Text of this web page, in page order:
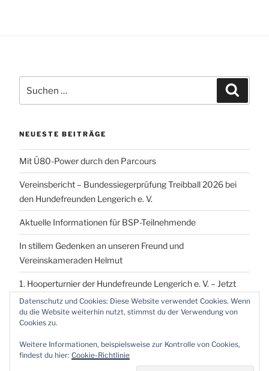
nach:
NEUESTE BEITRÄGE
Mit Ü80-Power durch den Parcours
Vereinsbericht – Bundessiegerprüfung Treibball 2026 bei
den Hundefreunden Lengerich e. V.
Aktuelle Informationen für BSP-Teilnehmende
In stillem Gedenken an unseren Freund und
Vereinskameraden Helmut
1. Hooperturnier der Hundefreunde Lengerich e. V. – Jetzt
vormerken!
Proudly powered by WordPress
Datenschutz und Cookies: Diese Website verwendet Cookies. Wenn
du die Website weiterhin nutzt, stimmst du der Verwendung von
Cookies zu.
Weitere Informationen, beispielsweise zur Kontrolle von Cookies,
findest du hier: Cookie-Richtlinie